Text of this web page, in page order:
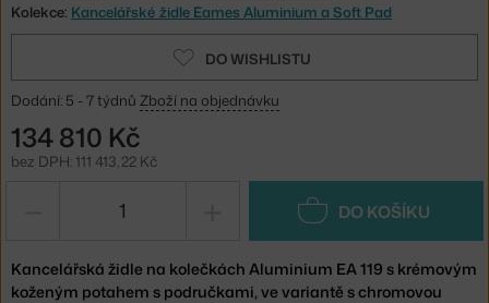
Kolekce: Kancelářské židle Eames Aluminium a Soft Pad
DO WISHLISTU
Dodání: 5 - 7 týdnů Zboží na objednávku
134 810 Kč
bez DPH: 111 413,22 Kč
DO KOŠÍKU
Kancelářská židle na kolečkách Aluminium EA 119 s krémovým
koženým potahem s područkami, ve variantě s chromovou